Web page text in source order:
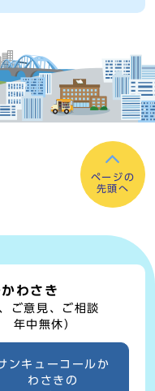
ページの
先頭へ
わさき
ご意見、ご相談
年中無休）
ンキューコールか
わさきの